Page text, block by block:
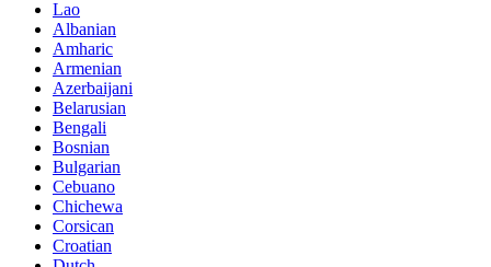
Lao
Albanian
Amharic
Armenian
Azerbaijani
Belarusian
Bengali
Bosnian
Bulgarian
Cebuano
Chichewa
Corsican
Croatian